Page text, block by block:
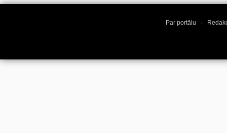
Par portālu ·